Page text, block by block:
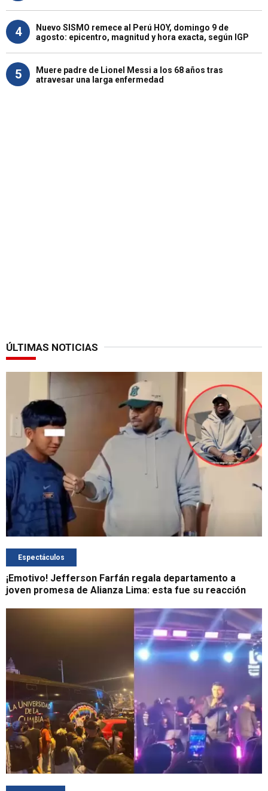
4
Nuevo SISMO remece al Perú HOY, domingo 9 de
agosto: epicentro, magnitud y hora exacta, según IGP
5
Muere padre de Lionel Messi a los 68 años tras
atravesar una larga enfermedad
ÚLTIMAS NOTICIAS
Espectáculos
¡Emotivo! Jefferson Farfán regala departamento a
joven promesa de Alianza Lima: esta fue su reacción